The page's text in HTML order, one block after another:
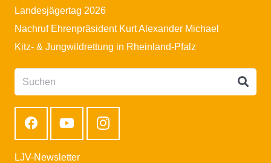
Landesjägertag 2026
Nachruf Ehrenpräsident Kurt Alexander Michael
Kitz- & Jungwildrettung in Rheinland-Pfalz
LJV-Newsletter